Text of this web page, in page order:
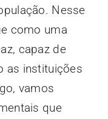
Nesse
como uma
capaz de
as instituições
vamos
que